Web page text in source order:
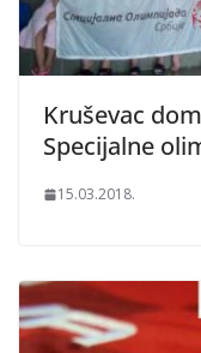
Kruševac
Specijalne
15.03.2018.